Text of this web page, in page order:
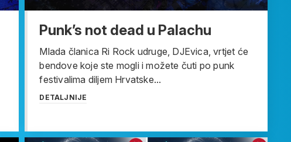
Punk’s not dead u Palachu
Mlada članica Ri Rock udruge, DJEvica, vrtjet će
bendove koje ste mogli i možete čuti po punk
festivalima diljem Hrvatske...
DETALJNIJE